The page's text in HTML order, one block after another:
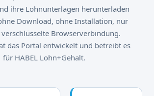
ihre Lohnunterlagen herunterladen
Download, ohne Installation, nur
Browserverbindung.
das Portal entwickelt und betreibt es
für HABEL Lohn+Gehalt.